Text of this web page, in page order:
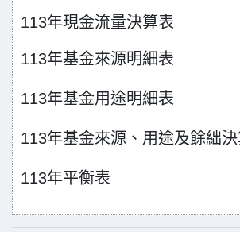
113年現金流量決算表
113年基金來源明細表
113年基金用途明細表
113年基金來源、用途及餘絀
113年平衡表